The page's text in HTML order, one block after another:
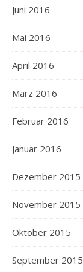
Juni 2016
Mai 2016
April 2016
März 2016
Februar 2016
Januar 2016
Dezember 2015
November 2015
Oktober 2015
September 2015